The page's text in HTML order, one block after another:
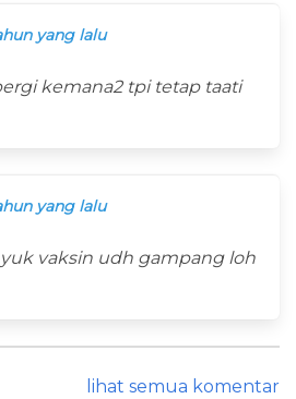
yang lalu
kemana2 tpi tetap taati
yang lalu
vaksin udh gampang loh
lihat semua komentar